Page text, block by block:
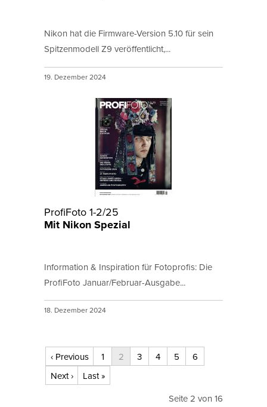
Nikon hat die Firmware-Version 5.10 für sein
Spitzenmodell Z9 veröffentlicht,...
19. Dezember 2024
ProfiFoto 1-2/25
Mit Nikon Spezial
Information & Inspiration für Fotoprofis: Die
ProfiFoto Januar/Februar-Ausgabe...
18. Dezember 2024
‹ Previous 1 2 3 4 5
6
Next ›
Last »
Seite 2 von 16